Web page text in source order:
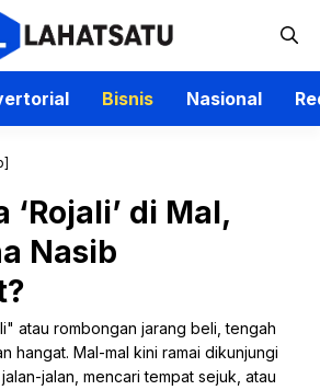
Bisnis Nasional
‘Rojali’ di Mal,
Nasib
atau rombongan jarang beli, tengah
hangat. Mal-mal kini ramai dikunjungi
jalan, mencari tempat sejuk, atau